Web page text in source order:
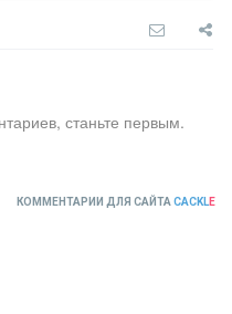
станьте первым.
КОММЕНТАРИИ ДЛЯ САЙТА CACKLE